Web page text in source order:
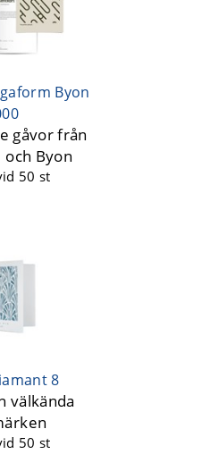
Byon
gåvor från
och Byon
50 st
8
välkända
50 st